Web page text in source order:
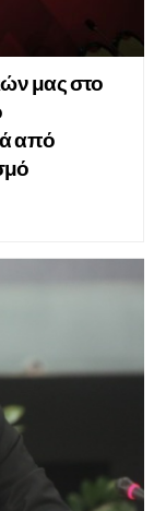
μας στο
από